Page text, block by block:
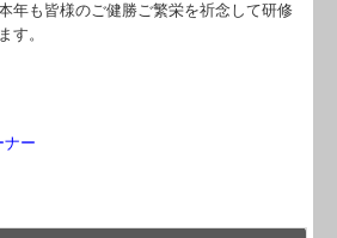
年も皆様のご健勝ご繁栄を祈念して研修
す。